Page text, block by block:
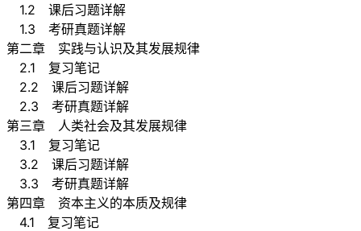
1.2 课后习题详解
1.3 考研真题详解
第二章 实践与认识及其发展规律
2.1 复习笔记
2.2 课后习题详解
2.3 考研真题详解
第三章 人类社会及其发展规律
3.1 复习笔记
3.2 课后习题详解
3.3 考研真题详解
第四章 资本主义的本质及规律
4.1 复习笔记